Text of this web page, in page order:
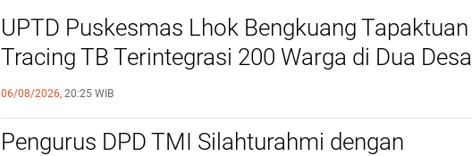
UPTD Puskesmas Lhok Bengkuang Tapaktuan
‎Tracing TB Terintegrasi 200 Warga di Dua Desa
Melalui Cek Kesehatan Gratis
06/08/2026, 20:25 WIB
Pengurus DPD TMI Silahturahmi dengan